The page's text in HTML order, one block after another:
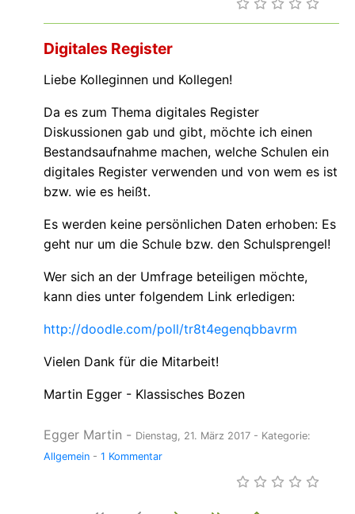
Digitales Register
Liebe Kolleginnen und Kollegen!
Da es zum Thema digitales Register
Diskussionen gab und gibt, möchte ich einen
Bestandsaufnahme machen, welche Schulen ein
digitales Register verwenden und von wem es ist
bzw. wie es heißt.
Es werden keine persönlichen Daten erhoben: Es
geht nur um die Schule bzw. den Schulsprengel!
Wer sich an der Umfrage beteiligen möchte,
kann dies unter folgendem Link erledigen:
http://doodle.com/poll/tr8t4egenqbbavrm
Vielen Dank für die Mitarbeit!
Martin Egger - Klassisches Bozen
Egger Martin - Dienstag, 21. März 2017 - Kategorie:
Allgemein - 1 Kommentar